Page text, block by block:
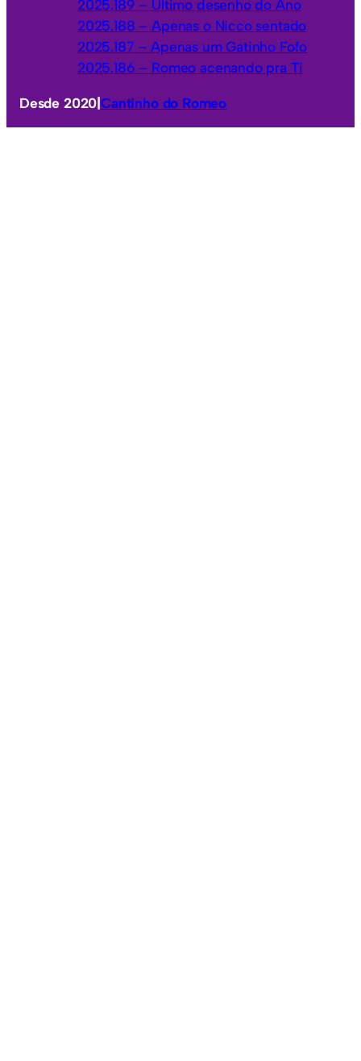
2025.189 – Último desenho do Ano
2025.188 – Apenas o Nicco sentado
2025.187 – Apenas um Gatinho Fofo
2025.186 – Romeo acenando pra Ti
Desde 2020|Cantinho do Romeo